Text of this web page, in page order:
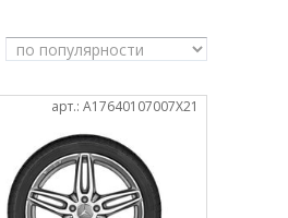
арт.: A17640107007X21